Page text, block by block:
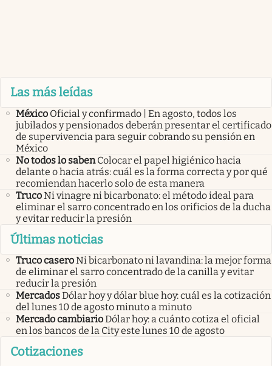
Las más leídas
México Oficial y confirmado | En agosto, todos los
jubilados y pensionados deberán presentar el certificado
de supervivencia para seguir cobrando su pensión en
México
No todos lo saben Colocar el papel higiénico hacia
delante o hacia atrás: cuál es la forma correcta y por qué
recomiendan hacerlo solo de esta manera
TrucoNi vinagre ni bicarbonato: el método ideal para
eliminar el sarro concentrado en los orificios de la ducha
y evitar reducir la presión
Últimas noticias
Truco caseroNi bicarbonato ni lavandina: la mejor forma
de eliminar el sarro concentrado de la canilla y evitar
reducir la presión
MercadosDólar hoy y dólar blue hoy: cuál es la cotización
del lunes 10 de agosto minuto a minuto
Mercado cambiarioDólar hoy: a cuánto cotiza el oficial
en los bancos de la City este lunes 10 de agosto
Cotizaciones